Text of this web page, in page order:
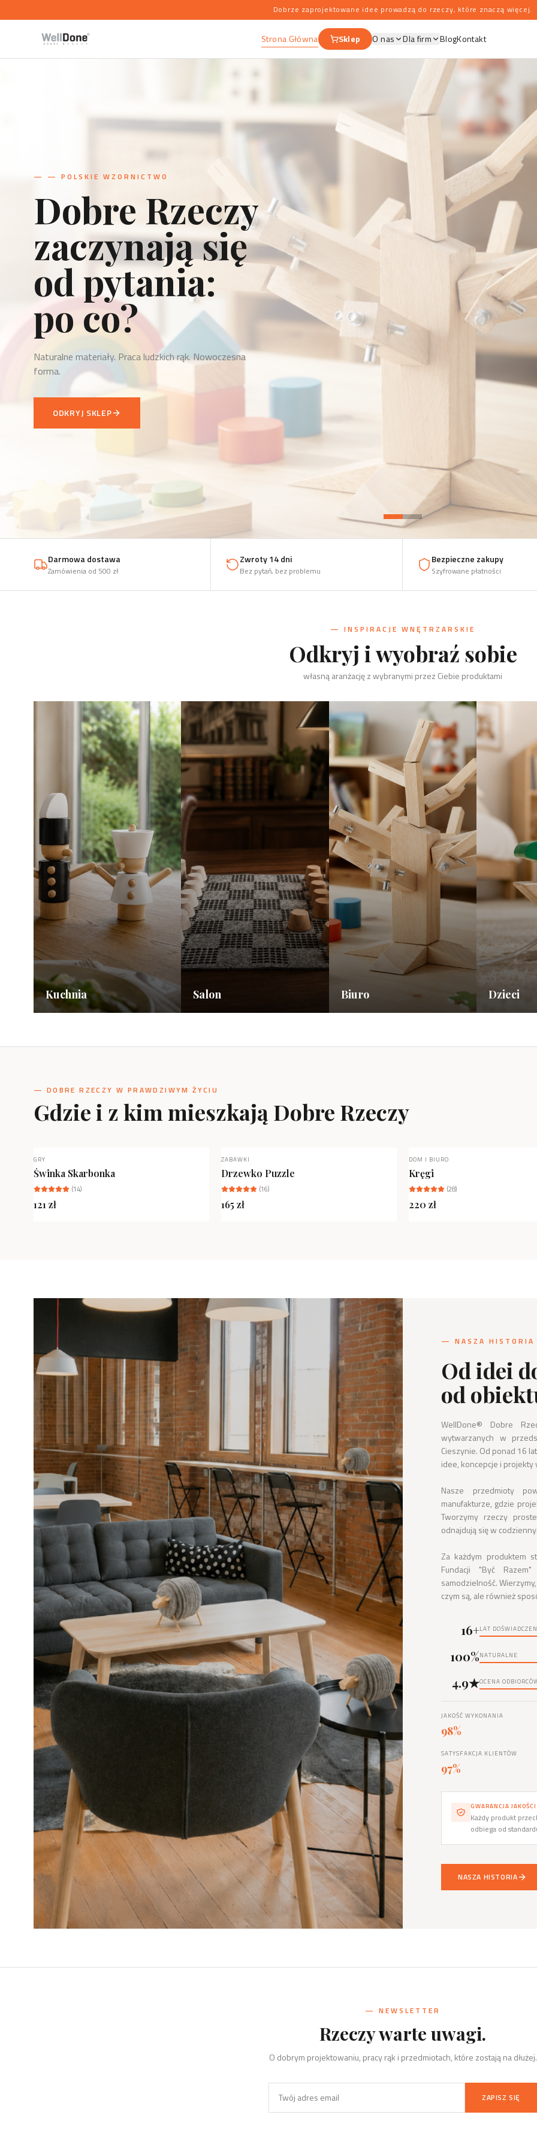
Dobrze zaprojektowane idee prowadzą do rzeczy, które znaczą więcej.
Strona Główna Sklep O nas Dla firm BlogKontakt
— PRZEDMIOTY UŻYTKOWE
Projekt
to odpowiedź.
Każdy przedmiot WellDone to odpowiedź na konkretną
potrzebę.
ZOBACZ NOWOŚCI
Darmowa dostawa
Zamówienia od 500 zł
Zwroty 14 dni
Bez pytań, bez problemu
Bezpieczne zakupy
Szyfrowane płatności
— INSPIRACJE WNĘTRZARSKIE
Odkryj i wyobraź sobie
własną aranżację z wybranymi przez Ciebie produktami
Kuchnia Salon Biuro Dzieci
— DOBRE RZECZY W PRAWDZIWYM ŻYCIU
Gdzie i z kim mieszkają Dobre Rzeczy
GRY
Świnka Skarbonka
(14)
121 zł
ZABAWKI
Drzewko Puzzle
(16)
165 zł
NIEDOSTĘPNY
DOM I BIURO
Kręgi
(28)
220 zł
— NASZA HISTORIA
Od idei
od
WellDone® Dobre
wytwarzanych w
Cieszynie. Od ponad 16
idee, koncepcje i projekty
Nasze przedmioty
manufakturze, gdzie
Tworzymy rzeczy
odnajdują się w
Za każdym produktem
Fundacji "Być
samodzielność.
czym są, ale również
16+LAT
100%NATURALNE
4.9★OCENA
JAKOŚĆ WYKONANIA
98%
SATYSFAKCJA KLIENTÓW
97%
GWARANCJA JAKOŚCI
Każdy produkt
odbiega od
NASZA HISTORIA
— NEWSLETTER
Rzeczy warte uwagi.
O dobrym projektowaniu, pracy rąk i przedmiotach, które zostają na dłużej.
ZAPISZ SIĘ